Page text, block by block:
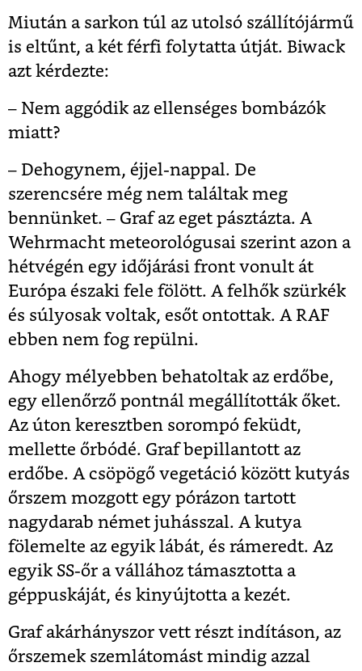
Miután a sarkon túl az utolsó szállítójármű
is eltűnt, a két férfi folytatta útját. Biwack
azt kérdezte:
– Nem aggódik az ellenséges bombázók
miatt?
– Dehogynem, éjjel-nappal. De
szerencsére még nem találtak meg
bennünket. – Graf az eget pásztázta. A
Wehrmacht meteo­rológusai szerint azon a
hétvégén egy időjárási front vonult át
Európa északi fele fölött. A felhők szürkék
és súlyosak voltak, esőt ontottak. A RAF
ebben nem fog repülni.
Ahogy mélyebben behatoltak az erdőbe,
egy ellenőrző pontnál megállították őket.
Az úton keresztben sorompó feküdt,
mellette őrbódé. Graf bepillantott az
erdőbe. A csöpögő vegetáció között kutyás
őrszem mozgott egy pórázon tartott
nagydarab német juhásszal. A kutya
fölemelte az egyik lábát, és rámeredt. Az
egyik SS-őr a vállához támasztotta a
géppuskáját, és kinyújtotta a kezét.
Graf akárhányszor vett részt indításon, az
őrszemek szemlátomást mindig azzal